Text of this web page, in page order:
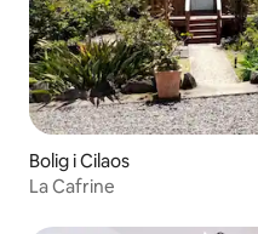
Bolig i Cilaos
La Cafrine